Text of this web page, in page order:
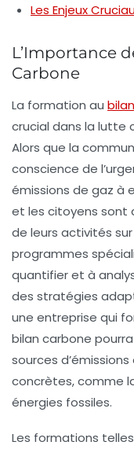
Les Enjeux
L’Importance
Carbone
La formation au
crucial dans la lutte
Alors que la
conscience de
émissions de gaz à
et les citoyens sont
de leurs activités
programmes
quantifier et à
des stratégies
une entreprise qui
bilan carbone
sources
concrètes, comme
énergies fossiles.
Les formations